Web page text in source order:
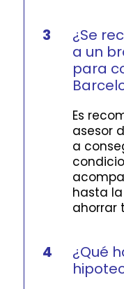
3
¿Se
a un
para
Es
asesor
a
hasta
ahorrar
4
¿Qué